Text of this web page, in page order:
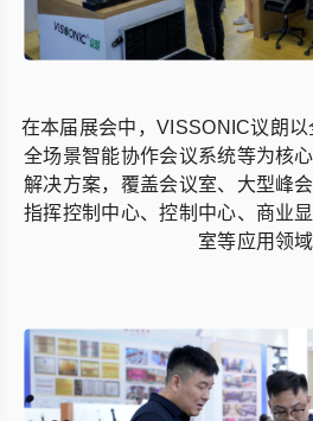
在本届展会中，VISSONIC议朗以
全场景智能协作会议系统等为核
解决方案，覆盖会议室、大型峰
指挥控制中心、控制中心、商业
室等应用领域